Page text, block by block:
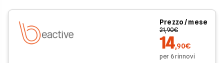
Prezzo / mese
21,90€
14,90€
per 6 rinnovi